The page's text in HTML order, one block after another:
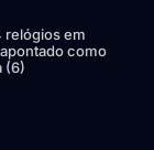
relógios em
como
(6)